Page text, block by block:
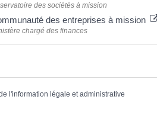
des sociétés à mission
des entreprises à mission
chargé des finances
l'information légale et administrative